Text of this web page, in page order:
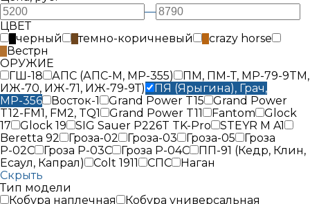
—
ЦВЕТ
черный
темно-коричневый
crazy horse
Вестрн
ОРУЖИЕ
ГШ-18
АПС (АПС-М, MP-355)
ПМ, ПМ-Т, MP-79-9TM,
ИЖ-70, ИЖ-71, ИЖ-79-9Т)
ПЯ (Ярыгина), Грач,
МР-356
Восток-1 Grand Power T15
Grand Power
T12-FM1, FM2​, TQ1
Grand Power T11 Fantom
Glock
17
Glock 19 SIG Sauer P226T TK-Pro
STEYR M A1
Beretta 92
Гроза-02 Гроза-03 Гроза-05
Гроза
Р-02С
Гроза Р-03С Гроза Р-04С
ПП-91 (Кедр, Клин,
Есаул, Капрал)
Colt 1911 СПС
Наган
Скрыть
Тип модели
Кобура наплечная
Кобура универсальная